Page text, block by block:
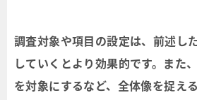
調査対象や項目の設定は、前述し
していくとより効果的です。また
を対象にするなど、全体像を捉え